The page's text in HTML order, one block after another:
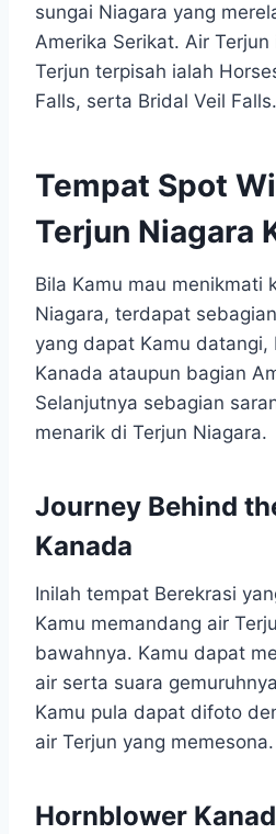
sungai Niagara yang
Amerika Serikat. Air
Terjun terpisah ialah
Falls, serta Bridal Veil Falls.
Tempat Spot
Terjun Niagara
Bila Kamu mau menikmati
Niagara, terdapat
yang dapat Kamu datangi,
Kanada ataupun bagian
Selanjutnya sebagian
menarik di Terjun Niagara.
Journey Behind
Kanada
Inilah tempat Berekrasi
Kamu memandang air
bawahnya. Kamu dapat
air serta suara
Kamu pula dapat difoto
air Terjun yang memesona.
Hornblower